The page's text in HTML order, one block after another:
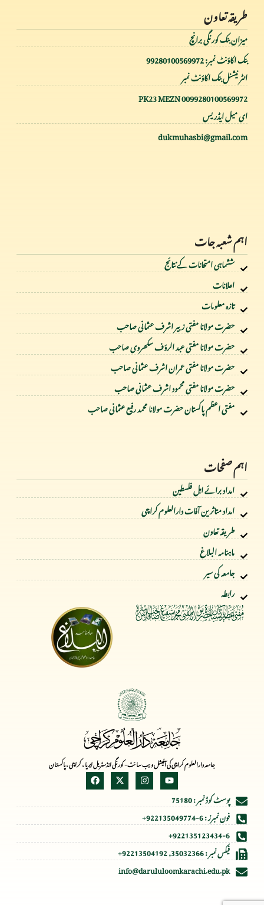
طریقہ تعاون
میزان بنک کورنگی برانچ
بنک اکاؤنٹ نمبر: 99280100569972
انٹر نیشنل بنک اکاؤنٹ نمبر
PK23 MEZN 0099280100569972
ای میل ایڈریس
dukmuhasbi@gmail.com
اہم شعبہ جات
ششماہی امتحانات کے نتائج
اعلانات
تازہ معلومات
حضرت مولانا مفتی زبیر اشرف عثمانی صاحب
حضرت مولانا مفتی عبد الرؤف سکھروی صاحب
حضرت مولانا مفتی عمران اشرف عثمانی صاحب
حضرت مولانا مفتی محمود اشرف عثمانی صاحب
مفتی اعظم پاکستان حضرت مولانا محمد رفیع عثمانی صاحب
اہم صفحات
امداد برائے اہل فلسطین
امداد متاثرین آفات دارالعلوم کراچی
طریقہ تعاون
ماہنامہ البلاغ
جامعہ کی سیر
رابطہ
جامعہ دارالعلوم کراچی کی آفیشل ویب سائٹ- کورنگی انڈسٹریل ایریا ، کراچی ، پاکستان
پوسٹ کوڈ نمبر : 75180
فون نمبرز : 6-922135049774+
922135123434-6+
فیکس نمبر : 35032366, 92213504192+
info@darululoomkarachi.edu.pk